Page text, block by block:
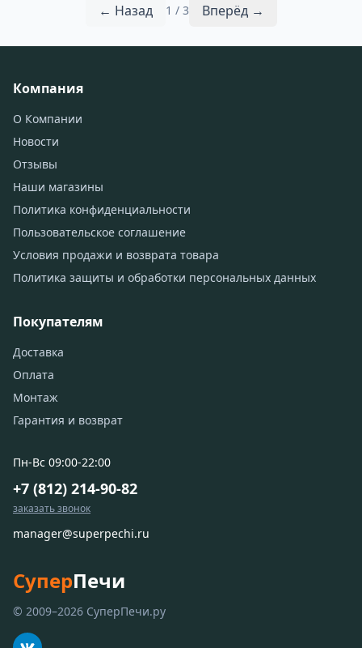
← Назад 1 / 3 Вперёд →
Компания
О Компании
Новости
Отзывы
Наши магазины
Политика конфиденциальности
Пользовательское соглашение
Условия продажи и возврата товара
Политика защиты и обработки персональных данных
Покупателям
Доставка
Оплата
Монтаж
Гарантия и возврат
Пн-Вс 09:00-22:00
+7 (812) 214-90-82
заказать звонок
manager@superpechi.ru
СуперПечи
© 2009–2026 СуперПечи.ру